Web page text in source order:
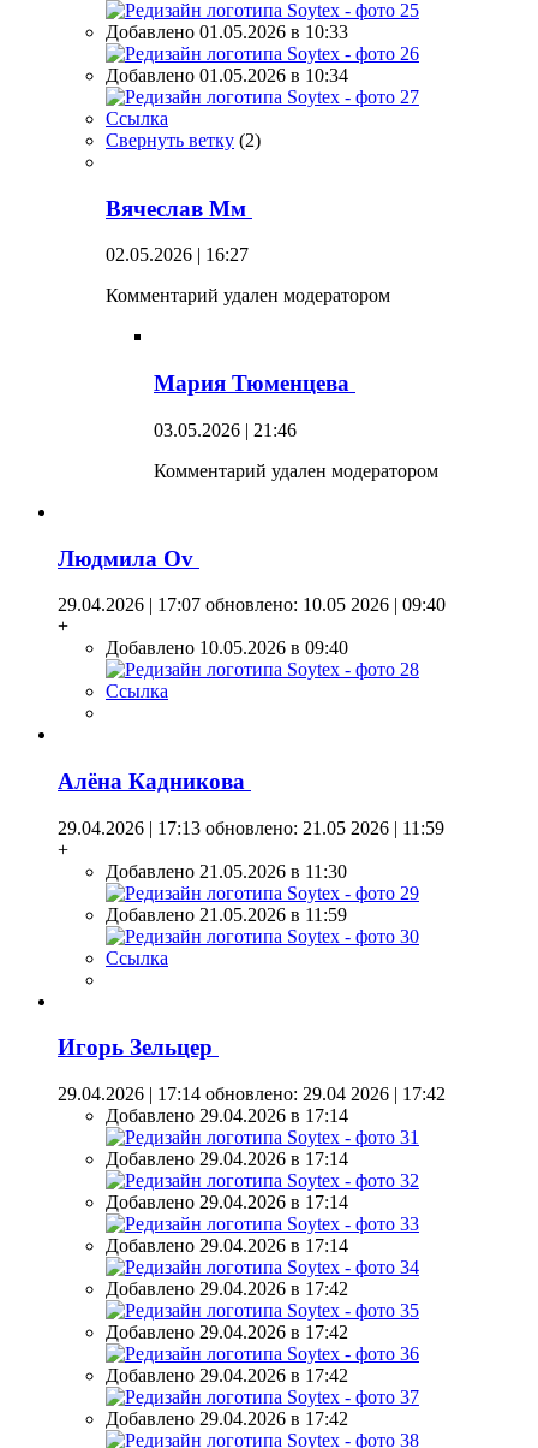
Добавлено 01.05.2026 в 10:33
Добавлено 01.05.2026 в 10:34
Ссылка
Свернуть ветку (2)
Вячеслав Мм
02.05.2026 | 16:27
Комментарий удален модератором
Мария Тюменцева
03.05.2026 | 21:46
Комментарий удален модератором
Людмила Оv
29.04.2026 | 17:07 обновлено: 10.05 2026 | 09:40
+
Добавлено 10.05.2026 в 09:40
Ссылка
Алёна Кадникова
29.04.2026 | 17:13 обновлено: 21.05 2026 | 11:59
+
Добавлено 21.05.2026 в 11:30
Добавлено 21.05.2026 в 11:59
Ссылка
Игорь Зельцер
29.04.2026 | 17:14 обновлено: 29.04 2026 | 17:42
Добавлено 29.04.2026 в 17:14
Добавлено 29.04.2026 в 17:14
Добавлено 29.04.2026 в 17:14
Добавлено 29.04.2026 в 17:14
Добавлено 29.04.2026 в 17:42
Добавлено 29.04.2026 в 17:42
Добавлено 29.04.2026 в 17:42
Добавлено 29.04.2026 в 17:42